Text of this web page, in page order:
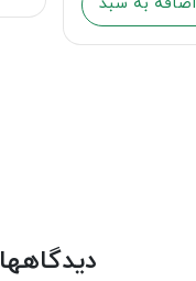
دیدگاهها